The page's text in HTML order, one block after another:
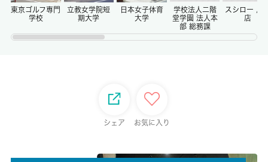
-/-
権利金/雑費
東京ゴルフ専門
学校
立教女学院短
期大学
日本女子体育
大学
学校法人二階
堂学園 法人本
部 総務課
スシロー 烏
店
シェア お気に入り